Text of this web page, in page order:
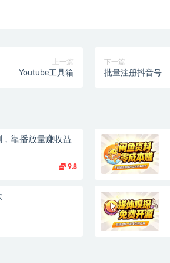
上一篇
Youtube工具箱
下一篇
批量注册抖音号
靠播放量赚收益
9.8